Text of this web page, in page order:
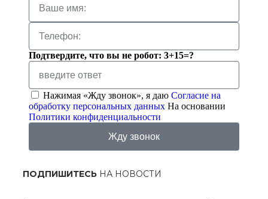
Подтвердите, что вы не робот: 3+15=?
Нажимая «Жду звонок», я даю Согласие на
обработку персональных данных На основании
Политики конфиденциальности
Жду звонок
ПОДПИШИТЕСЬ НА НОВОСТИ